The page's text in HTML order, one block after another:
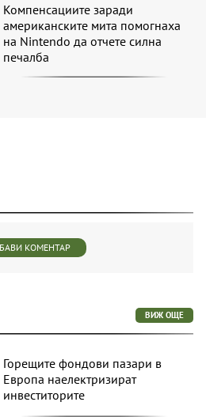
Компенсациите заради
американските мита помогнаха
на Nintendo да отчете силна
печалба
КОМЕНТАР
ВИЖ ОЩЕ
Горещите фондови пазари в
Европа наелектризират
инвеститорите